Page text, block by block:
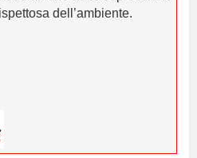
dell’ambiente.